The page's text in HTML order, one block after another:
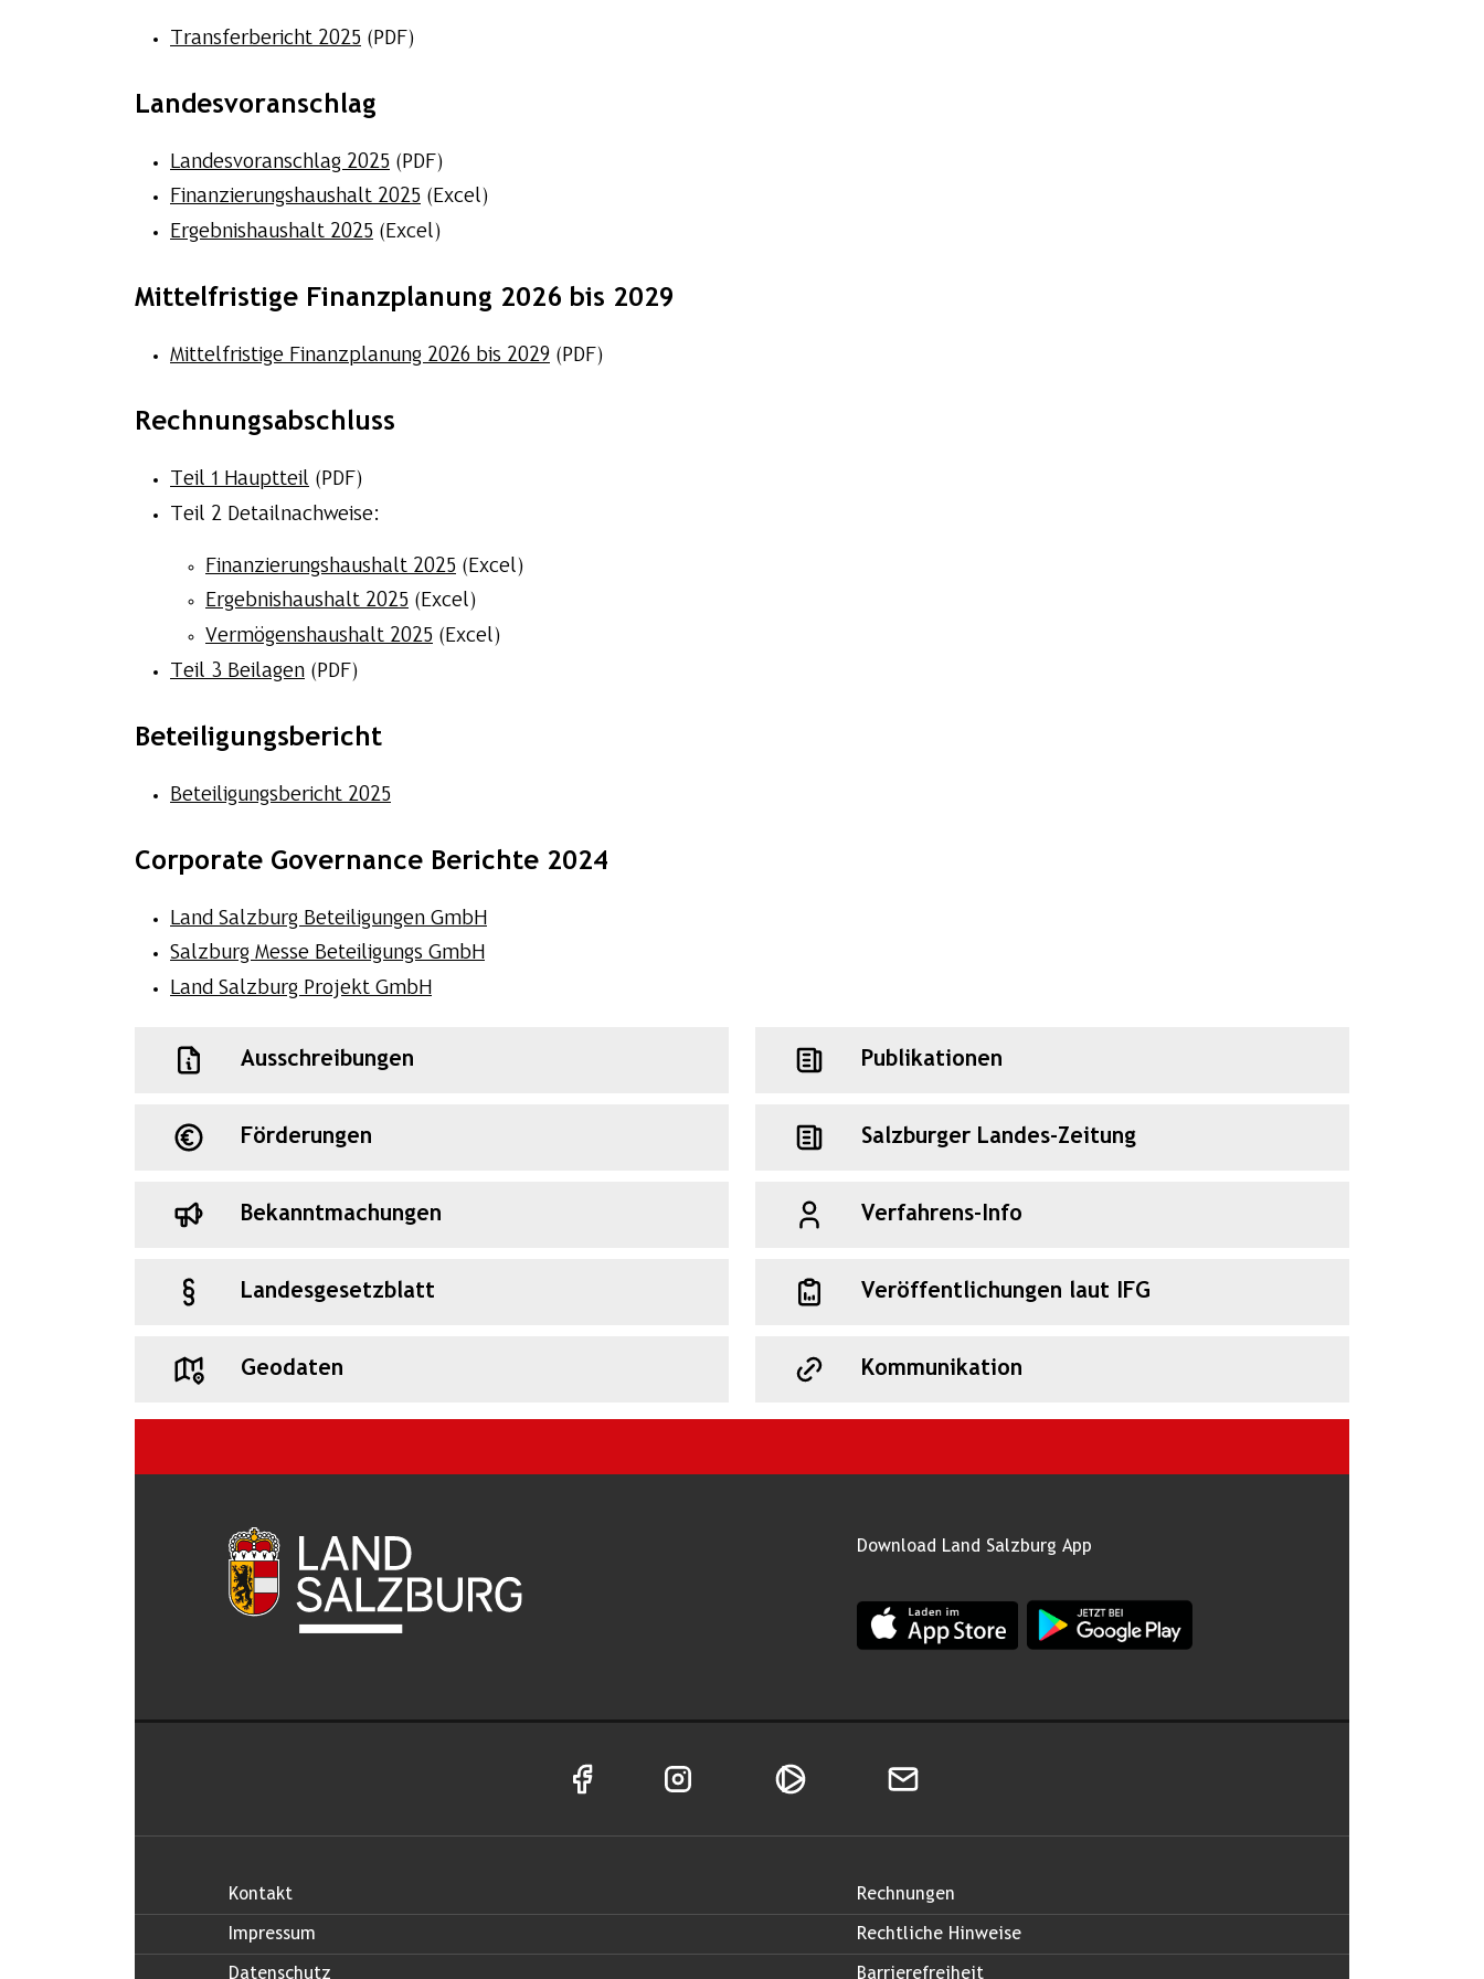
Transferbericht 2025 (PDF)
Landesvoranschlag
Landesvoranschlag 2025 (PDF)
Finanzierungshaushalt 2025 (Excel)
Ergebnishaushalt 2025 (Excel)
Mittelfristige Finanzplanung 2026 bis 2029
Mittelfristige Finanzplanung 2026 bis 2029 (PDF)
Rechnungsabschluss
Teil 1 Hauptteil (PDF)
Teil 2 Detailnachweise:
Finanzierungshaushalt 2025 (Excel)
Ergebnishaushalt 2025 (Excel)
Vermögenshaushalt 2025 (Excel)
Teil 3 Beilagen (PDF)
Beteiligungsbericht
Beteiligungsbericht 2025
Corporate Governance Berichte 2024
Land Salzburg Beteiligungen GmbH
Salzburg Messe Beteiligungs GmbH
Land Salzburg Projekt GmbH
Ausschreibungen
Förderungen
Bekanntmachungen
Landesgesetzblatt
Geodaten
Publikationen
Salzburger Landes-Zeitung
Verfahrens-Info
Veröffentlichungen laut IFG
Kommunikation
Download Land Salzburg App
App Land Salzburg im Apple App StoreApp Land Salzburg im Google Play Store
Facebook Seite von Land Salzburg
Instagram Seite von Land Salzburg
Salzburg ON Newsletter abonnieren
Kontakt Rechnungen
Impressum Rechtliche Hinweise
Datenschutz Barrierefreiheit